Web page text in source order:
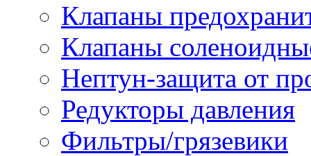
Клапаны
Клапаны
Нептун-защита от
Редукторы давления
Фильтры/грязевики